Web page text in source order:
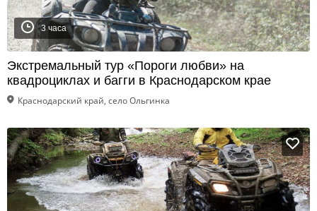
3 часа
Экстремальный тур «Пороги любви» на
квадроциклах и багги в Краснодарском крае
Краснодарский край, село Ольгинка